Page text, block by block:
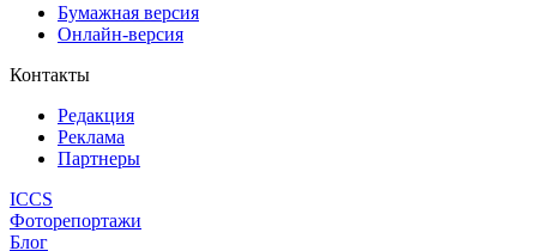
Бумажная версия
Онлайн-версия
Контакты
Редакция
Реклама
Партнеры
ICCS
Фоторепортажи
Блог